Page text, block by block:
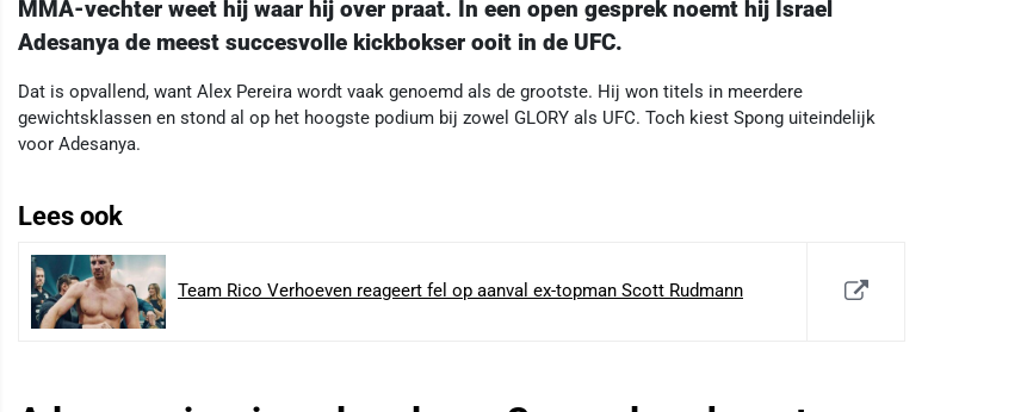
MMA-vechter weet hij waar hij over praat. In een open gesprek noemt hij Israel
Adesanya de meest succesvolle kickbokser ooit in de UFC.
Dat is opvallend, want Alex Pereira wordt vaak genoemd als de grootste. Hij won titels in meerdere
gewichtsklassen en stond al op het hoogste podium bij zowel GLORY als UFC. Toch kiest Spong uiteindelijk
voor Adesanya.
Lees ook
Team Rico Verhoeven reageert fel op aanval ex-topman Scott Rudmann